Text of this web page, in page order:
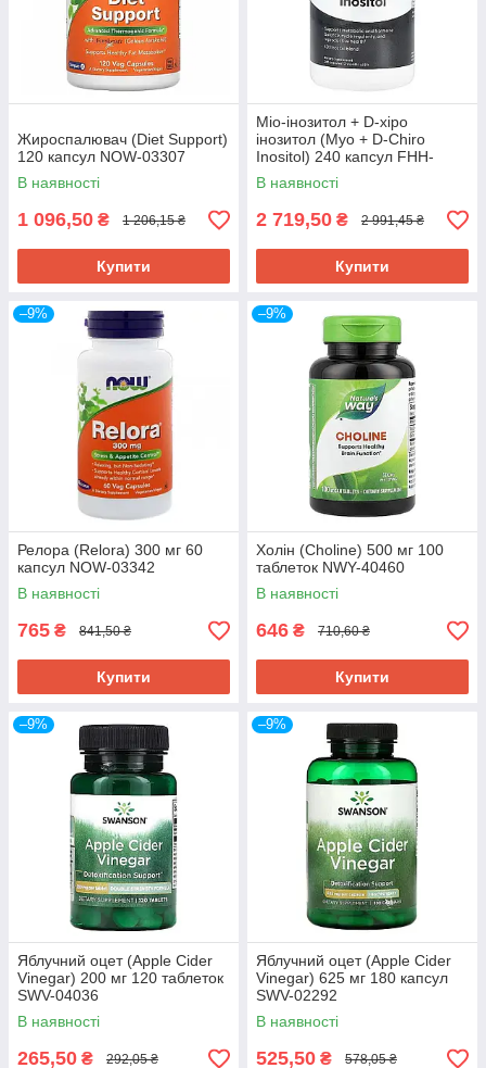
Жироспалювач (Diet Support)
120 капсул NOW-03307
В наявності
1 096,50 ₴ 1 206,15 ₴
Купити
Міо-інозитол + D-хіро
інозитол (Myo + D-Chiro
Inositol) 240 капсул FHH-
12413
В наявності
2 719,50 ₴ 2 991,45 ₴
Купити
–9%
Релора (Relora) 300 мг 60
капсул NOW-03342
В наявності
765 ₴ 841,50 ₴
Купити
–9%
Холін (Choline) 500 мг 100
таблеток NWY-40460
В наявності
646 ₴ 710,60 ₴
Купити
–9%
Яблучний оцет (Apple Cider
Vinegar) 200 мг 120 таблеток
SWV-04036
В наявності
265,50 ₴ 292,05 ₴
–9%
Яблучний оцет (Apple Cider
Vinegar) 625 мг 180 капсул
SWV-02292
В наявності
525,50 ₴ 578,05 ₴